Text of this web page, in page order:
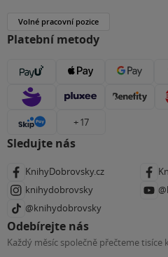
Volné pracovní pozice
Platební metody
+ 17
Sledujte nás
KnihyDobrovsky.cz
knihydobrovsky
@knihydobrovsky
Odebírejte nás
Každý měsíc společně přečteme tisíce